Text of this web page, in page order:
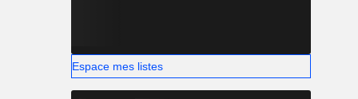
Espace mes listes